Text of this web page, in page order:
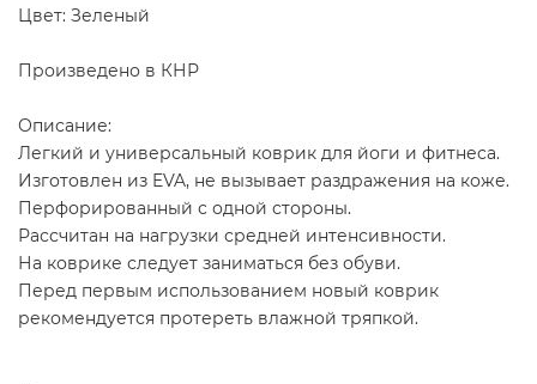
Цвет: Зеленый
Произведено в КНР
Описание:
Легкий и универсальный коврик для йоги и фитнеса.
Изготовлен из EVA, не вызывает раздражения на коже.
Перфорированный с одной стороны.
Рассчитан на нагрузки средней интенсивности.
На коврике следует заниматься без обуви.
Перед первым использованием новый коврик
рекомендуется протереть влажной тряпкой.